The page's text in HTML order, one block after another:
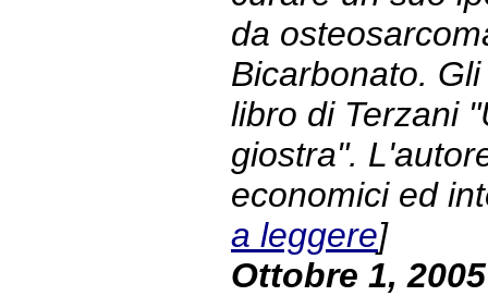
da
Bicarbonato.
libro di Terzani
giostra".
economici ed
a leggere]
Ottobre 1, 2005